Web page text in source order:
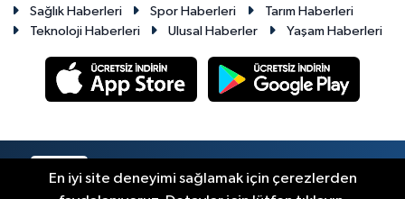
Sağlık Haberleri
Spor Haberleri
Tarım Haberleri
Teknoloji Haberleri
Ulusal Haberler Yaşam Haberleri
En iyi site deneyimi sağlamak için çerezlerden